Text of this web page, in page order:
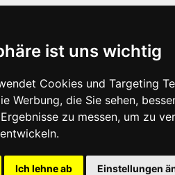
ist uns wichtig
Cookies und Targeting
Werbung, die Sie sehen,
zu messen, um zu
Ich lehne ab Einstellungen